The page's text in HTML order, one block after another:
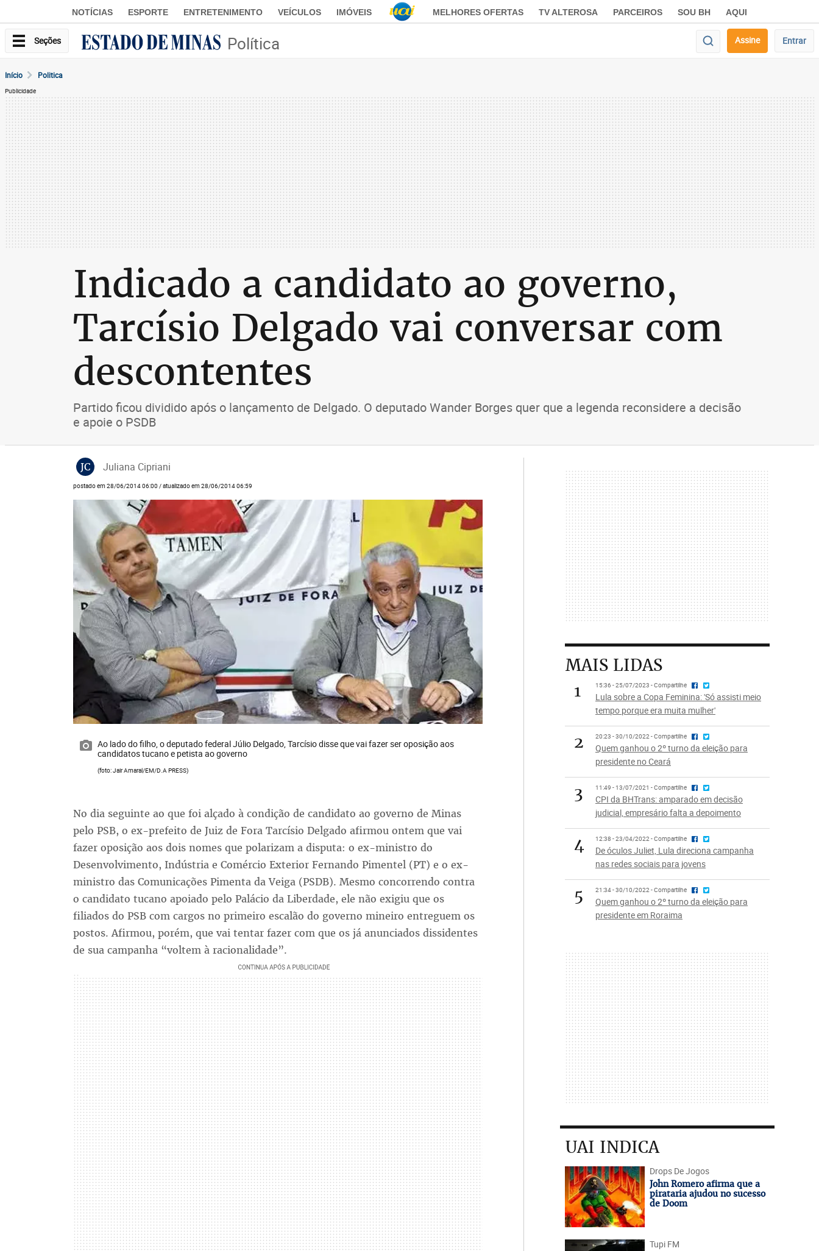
NOTÍCIAS ESPORTE ENTRETENIMENTO VEÍCULOS IMÓVEIS MELHORES OFERTAS TV ALTEROSA PARCEIROS SOU BH AQUI
Seções Política Assine Entrar
Início Politica
Publicidade
Indicado a candidato ao governo,
Tarcísio Delgado vai conversar com
descontentes
Partido ficou dividido após o lançamento de Delgado. O deputado Wander Borges quer que a legenda reconsidere a decisão
e apoie o PSDB
JC Juliana Cipriani
postado em 28/06/2014 06:00 / atualizado em 28/06/2014 06:59
Ao lado do filho, o deputado federal Júlio Delgado, Tarcísio disse que vai fazer ser oposição aos
candidatos tucano e petista ao governo
(foto: Jair Amaral/EM/D.A PRESS)
No dia seguinte ao que foi alçado à condição de candidato ao governo de Minas
pelo PSB, o ex-prefeito de Juiz de Fora Tarcísio Delgado afirmou ontem que vai
fazer oposição aos dois nomes que polarizam a disputa: o ex-ministro do
Desenvolvimento, Indústria e Comércio Exterior Fernando Pimentel (PT) e o ex-
ministro das Comunicações Pimenta da Veiga (PSDB). Mesmo concorrendo contra
o candidato tucano apoiado pelo Palácio da Liberdade, ele não exigiu que os
filiados do PSB com cargos no primeiro escalão do governo mineiro entreguem os
postos. Afirmou, porém, que vai tentar fazer com que os já anunciados dissidentes
de sua campanha “voltem à racionalidade”.
MAIS LIDAS
1
15:36 - 25/07/2023 - Compartilhe
Lula sobre a Copa Feminina: 'Só assisti meio
tempo porque era muita mulher'
2 20:23 - 30/10/2022 - Compartilhe
Quem ganhou o 2º turno da eleição para
presidente no Ceará
3 11:49 - 13/07/2021 - Compartilhe
CPI da BHTrans: amparado em decisão
judicial, empresário falta a depoimento
4 12:38 - 23/04/2022 - Compartilhe
De óculos Juliet, Lula direciona campanha
nas redes sociais para jovens
5 21:34 - 30/10/2022 - Compartilhe
Quem ganhou o 2º turno da eleição para
presidente em Roraima
UAI INDICA
Drops De Jogos
John Romero afirma que a
pirataria ajudou no sucesso
de Doom
Tupi FM